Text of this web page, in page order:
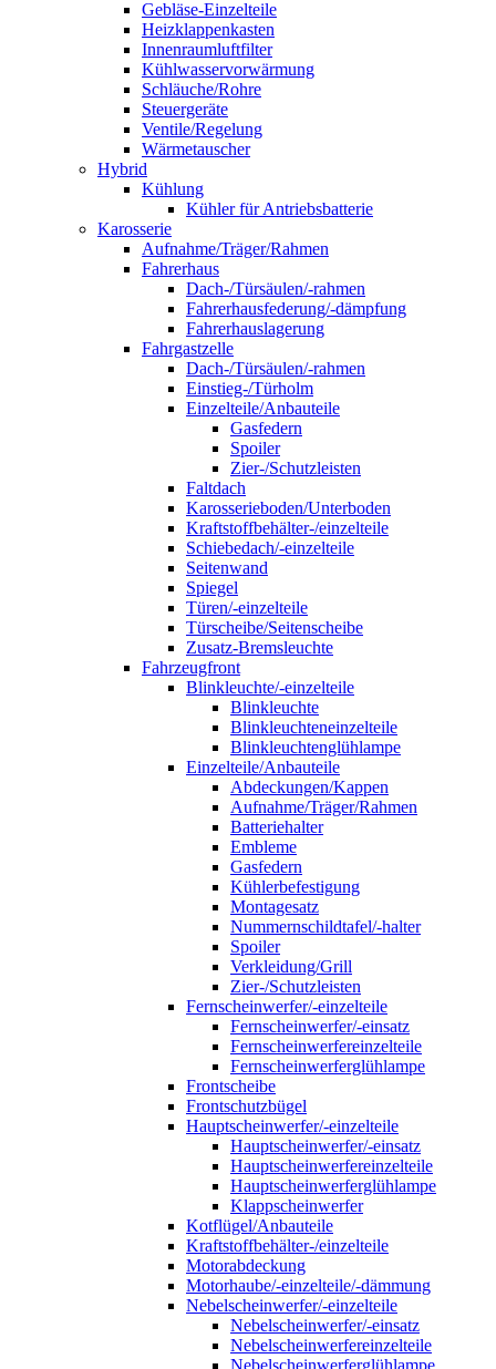
Gebläse-Einzelteile
Heizklappenkasten
Innenraumluftfilter
Kühlwasservorwärmung
Schläuche/Rohre
Steuergeräte
Ventile/Regelung
Wärmetauscher
Hybrid
Kühlung
Kühler für Antriebsbatterie
Karosserie
Aufnahme/Träger/Rahmen
Fahrerhaus
Dach-/Türsäulen/-rahmen
Fahrerhausfederung/-dämpfung
Fahrerhauslagerung
Fahrgastzelle
Dach-/Türsäulen/-rahmen
Einstieg-/Türholm
Einzelteile/Anbauteile
Gasfedern
Spoiler
Zier-/Schutzleisten
Faltdach
Karosserieboden/Unterboden
Kraftstoffbehälter-/einzelteile
Schiebedach/-einzelteile
Seitenwand
Spiegel
Türen/-einzelteile
Türscheibe/Seitenscheibe
Zusatz-Bremsleuchte
Fahrzeugfront
Blinkleuchte/-einzelteile
Blinkleuchte
Blinkleuchteneinzelteile
Blinkleuchtenglühlampe
Einzelteile/Anbauteile
Abdeckungen/Kappen
Aufnahme/Träger/Rahmen
Batteriehalter
Embleme
Gasfedern
Kühlerbefestigung
Montagesatz
Nummernschildtafel/-halter
Spoiler
Verkleidung/Grill
Zier-/Schutzleisten
Fernscheinwerfer/-einzelteile
Fernscheinwerfer/-einsatz
Fernscheinwerfereinzelteile
Fernscheinwerferglühlampe
Frontscheibe
Frontschutzbügel
Hauptscheinwerfer/-einzelteile
Hauptscheinwerfer/-einsatz
Hauptscheinwerfereinzelteile
Hauptscheinwerferglühlampe
Klappscheinwerfer
Kotflügel/Anbauteile
Kraftstoffbehälter-/einzelteile
Motorabdeckung
Motorhaube/-einzelteile/-dämmung
Nebelscheinwerfer/-einzelteile
Nebelscheinwerfer/-einsatz
Nebelscheinwerfereinzelteile
Nebelscheinwerferglühlampe